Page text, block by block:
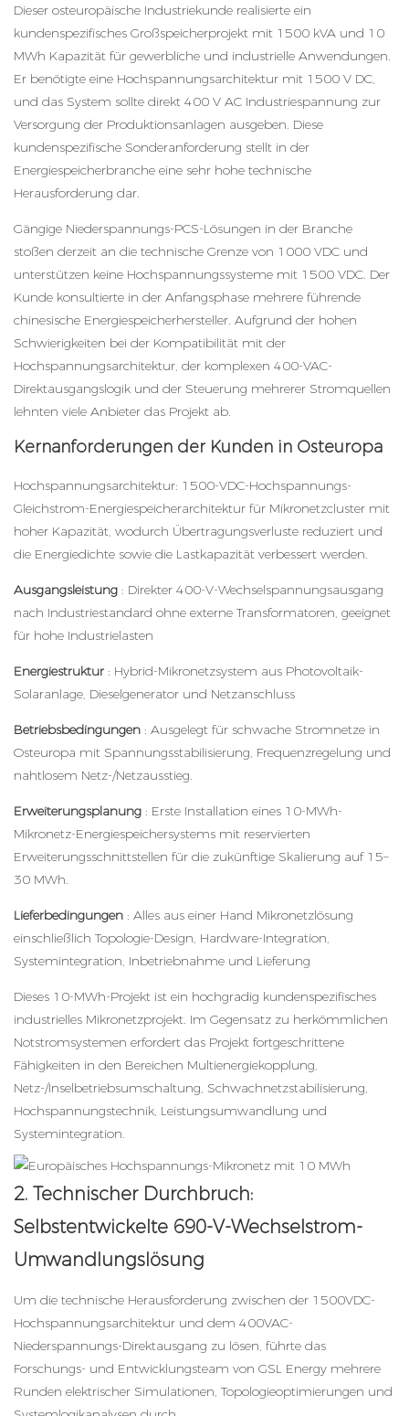
Dieser osteuropäische Industriekunde realisierte ein
kundenspezifisches Großspeicherprojekt mit 1500 kVA und 10
MWh Kapazität für gewerbliche und industrielle Anwendungen.
Er benötigte eine Hochspannungsarchitektur mit 1500 V DC,
und das System sollte direkt 400 V AC Industriespannung zur
Versorgung der Produktionsanlagen ausgeben. Diese
kundenspezifische Sonderanforderung stellt in der
Energiespeicherbranche eine sehr hohe technische
Herausforderung dar.
Gängige Niederspannungs-PCS-Lösungen in der Branche
stoßen derzeit an die technische Grenze von 1000 VDC und
unterstützen keine Hochspannungssysteme mit 1500 VDC. Der
Kunde konsultierte in der Anfangsphase mehrere führende
chinesische Energiespeicherhersteller. Aufgrund der hohen
Schwierigkeiten bei der Kompatibilität mit der
Hochspannungsarchitektur, der komplexen 400-VAC-
Direktausgangslogik und der Steuerung mehrerer Stromquellen
lehnten viele Anbieter das Projekt ab.
Kernanforderungen der Kunden in Osteuropa
Hochspannungsarchitektur: 1500-VDC-Hochspannungs-
Gleichstrom-Energiespeicherarchitektur für Mikronetzcluster mit
hoher Kapazität, wodurch Übertragungsverluste reduziert und
die Energiedichte sowie die Lastkapazität verbessert werden.
Ausgangsleistung : Direkter 400-V-Wechselspannungsausgang
nach Industriestandard ohne externe Transformatoren, geeignet
für hohe Industrielasten
Energiestruktur : Hybrid-Mikronetzsystem aus Photovoltaik-
Solaranlage, Dieselgenerator und Netzanschluss
Betriebsbedingungen : Ausgelegt für schwache Stromnetze in
Osteuropa mit Spannungsstabilisierung, Frequenzregelung und
nahtlosem Netz-/Netzausstieg.
Erweiterungsplanung : Erste Installation eines 10-MWh-
Mikronetz-Energiespeichersystems mit reservierten
Erweiterungsschnittstellen für die zukünftige Skalierung auf 15–
30 MWh.
Lieferbedingungen : Alles aus einer Hand Mikronetzlösung
einschließlich Topologie-Design, Hardware-Integration,
Systemintegration, Inbetriebnahme und Lieferung
Dieses 10-MWh-Projekt ist ein hochgradig kundenspezifisches
industrielles Mikronetzprojekt. Im Gegensatz zu herkömmlichen
Notstromsystemen erfordert das Projekt fortgeschrittene
Fähigkeiten in den Bereichen Multienergiekopplung,
Netz-/Inselbetriebsumschaltung, Schwachnetzstabilisierung,
Hochspannungstechnik, Leistungsumwandlung und
Systemintegration.
2. Technischer Durchbruch:
Selbstentwickelte 690-V-Wechselstrom-
Umwandlungslösung
Um die technische Herausforderung zwischen der 1500VDC-
Hochspannungsarchitektur und dem 400VAC-
Niederspannungs-Direktausgang zu lösen, führte das
Forschungs- und Entwicklungsteam von GSL Energy mehrere
Runden elektrischer Simulationen, Topologieoptimierungen und